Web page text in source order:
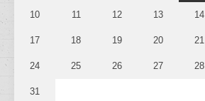
10 11 12 13 14
17 18 19 20 21
24 25 26 27 28
31